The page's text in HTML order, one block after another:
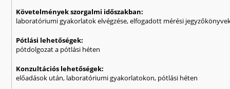
Követelmények szorgalmi időszakban:
laboratóriumi gyakorlatok elvégzése, elfogadott mérési
Pótlási lehetőségek:
pótdolgozat a pótlási héten
Konzultációs lehetőségek:
előadások után, laboratóriumi gyakorlatokon, pótlási héten